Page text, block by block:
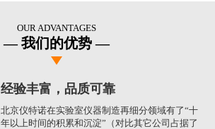
OUR ADVANTAGES
我们的优势
经验丰富，品质可靠
北京仪特诺在实验室仪器制造再细分领域有了“十
年以上时间的积累和沉淀”（对比其它公司占据了